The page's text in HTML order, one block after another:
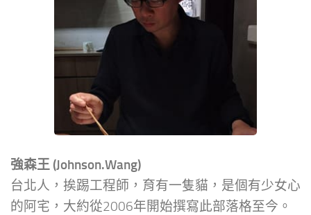
強森王 (Johnson.Wang)
台北人，挨踢工程師，育有一隻貓，是個有少女心
的阿宅，大約從2006年開始撰寫此部落格至今。